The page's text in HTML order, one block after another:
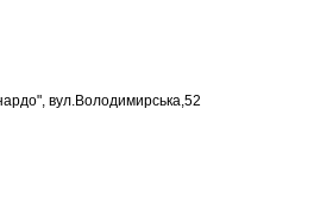
вул.Володимирська,52